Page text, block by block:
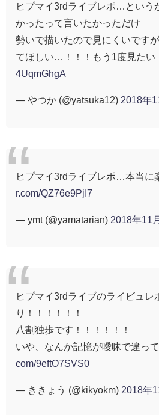
ヒプマイ3rdライブレポ…という
かったって言いたかっただけ
勢いで描いたので見にくいです
てほしい…！！！もう1度見たい
4UqmGhgA
— やつか (@yatsuka12) 2018年
ヒプマイ3rdライブレポ…本当に
r.com/QZ76e9PjI7
— ymt (@yamatarian) 2018年11
ヒプマイ3rdライブのライビュレ
り！！！！！！
八割独歩です！！！！！！
いや、なんか記憶が曖昧で違っ
com/9eftO7SVS0
— ききょう (@kikyokm) 2018年